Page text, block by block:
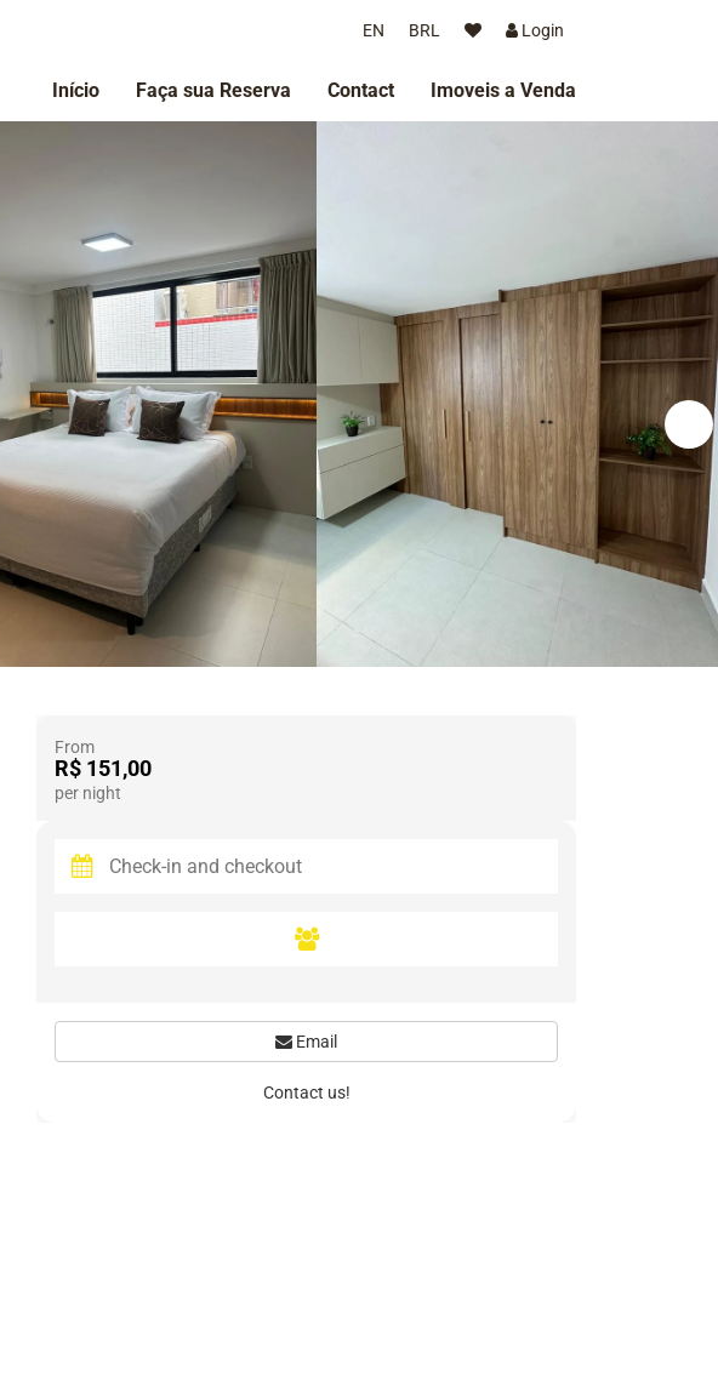
EN BRL Login
Início Faça sua Reserva Contact Imoveis a Venda
From
R$ 151,00
per night
Email
Contact us!